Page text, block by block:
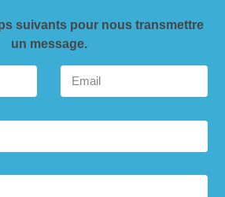
suivants pour nous transmettre
un message.